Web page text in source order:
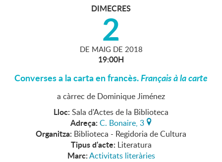
DIMECRES
2
DE MAIG DE 2018
19:00H
Converses a la carta en francès.Français à la carte
a càrrec de Dominique Jiménez
Lloc: Sala d'Actes de la Biblioteca
Adreça: C. Bonaire, 3
Organitza: Biblioteca - Regidoria de Cultura
Tipus d'acte: Literatura
Marc:Activitats literàries